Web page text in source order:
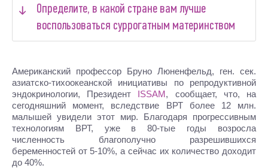
Определите, в какой стране вам лучше
воспользоваться суррогатным материнством
Американский профессор Бруно Люненфельд, ген. сек.
азиатско-тихоокеанской инициативы по репродуктивной
эндокринологии, Президент ISSAM, сообщает, что, на
сегодняшний момент, вследствие ВРТ более 12 млн.
малышей увидели этот мир. Благодаря прогрессивным
технологиям ВРТ, уже в 80-тые годы возросла
численность благополучно разрешившихся
беременностей от 5-10%, а сейчас их количество доходит
до 40%.